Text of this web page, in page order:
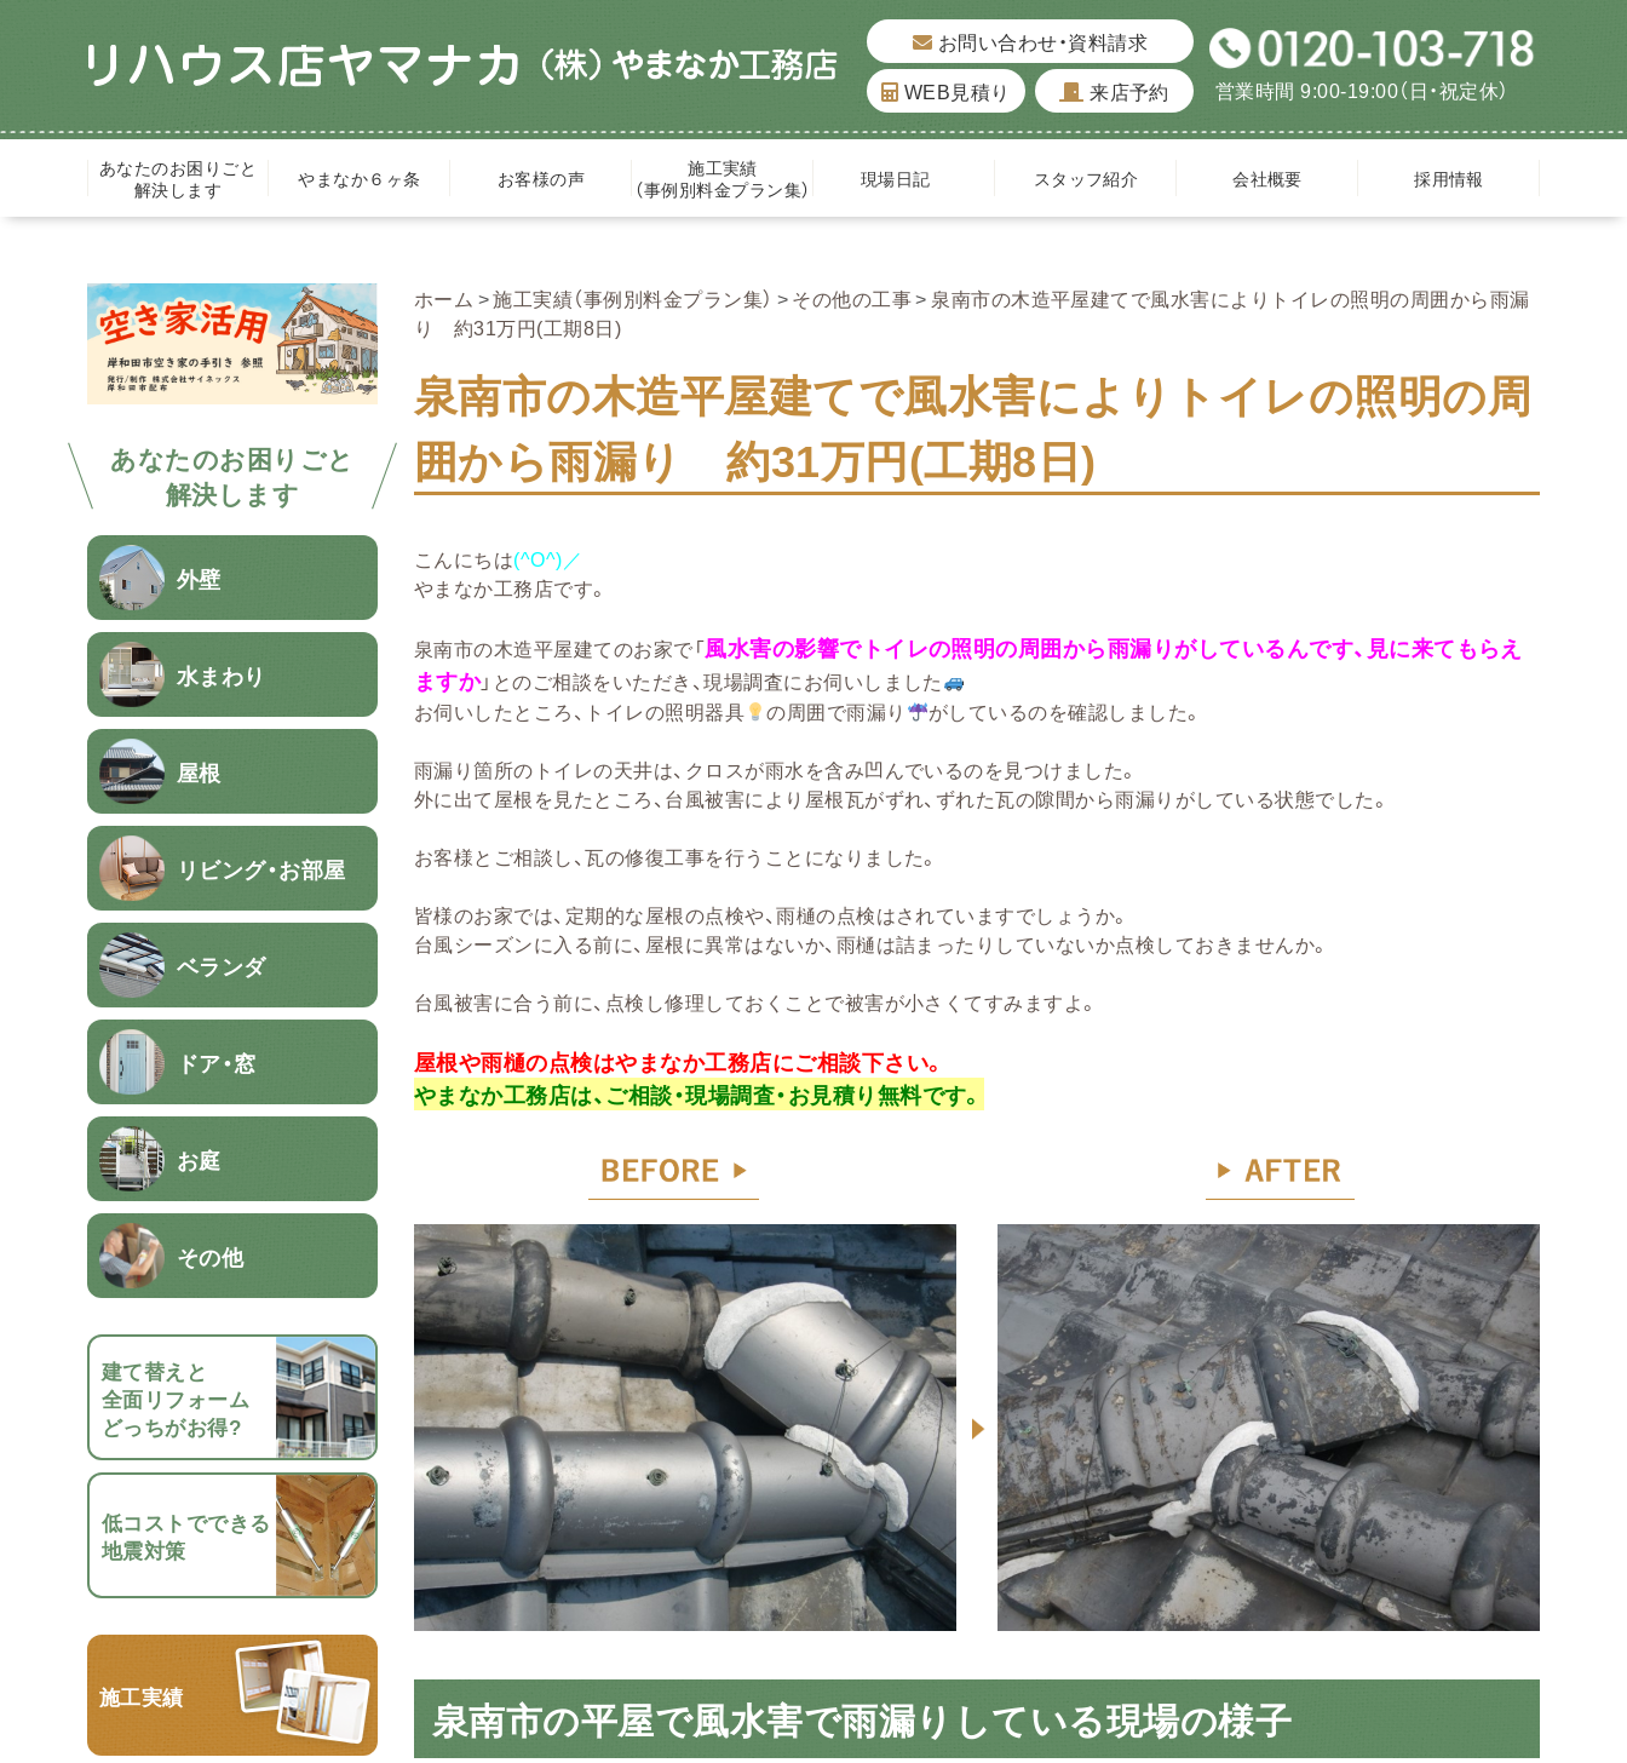
お問い合わせ・資料請求
WEB見積り
来店予約 営業時間 9:00-19:00（日・祝定休）
あなたのお困りごと
解決します
やまなか６ヶ条 お客様の声
施工実績
（事例別料金プラン集）
現場日記 スタッフ紹介 会社概要 採用情報
あなたのお困りごと
解決します
外壁
水まわり
屋根
リビング・お部屋
ベランダ
ドア・窓
お庭
その他
建て替えと
全面リフォーム
どっちがお得?
低コストでできる
地震対策
施工実績
ホーム 施工実績（事例別料金プラン集） その他の工事
泉南市の木造平屋建てで風水害によりトイレの照明の周囲から雨漏
り 約31万円(工期8日)
泉南市の木造平屋建てで風水害によりトイレの照明の周
囲から雨漏り 約31万円(工期8日)
こんにちは(^O^)／
やまなか工務店です。
泉南市の木造平屋建てのお家で「風水害の影響でトイレの照明の周囲から雨漏りがしているんです、見に来てもらえ
ますか」とのご相談をいただき、現場調査にお伺いしました
お伺いしたところ、トイレの照明器具
の周囲で雨漏り
がしているのを確認しました。
雨漏り箇所のトイレの天井は、クロスが雨水を含み凹んでいるのを見つけました。
外に出て屋根を見たところ、台風被害により屋根瓦がずれ、ずれた瓦の隙間から雨漏りがしている状態でした。
お客様とご相談し、瓦の修復工事を行うことになりました。
皆様のお家では、定期的な屋根の点検や、雨樋の点検はされていますでしょうか。
台風シーズンに入る前に、屋根に異常はないか、雨樋は詰まったりしていないか点検しておきませんか。
台風被害に合う前に、点検し修理しておくことで被害が小さくてすみますよ。
屋根や雨樋の点検はやまなか工務店にご相談下さい。
やまなか工務店は、ご相談・現場調査・お見積り無料です。
泉南市の平屋で風水害で雨漏りしている現場の様子